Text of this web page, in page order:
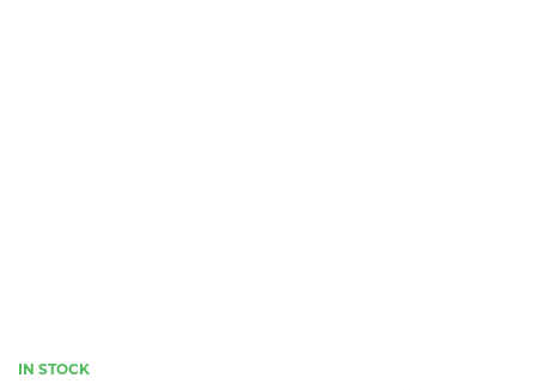
IN STOCK